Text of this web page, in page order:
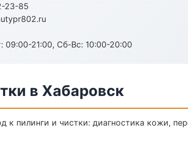
23-85
09:00-21:00, Сб-Вс: 10:00-20:00
в Хабаровск
к пилинги и чистки: диагностика кожи,